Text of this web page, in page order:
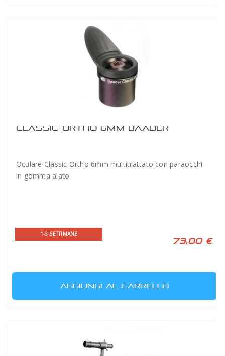
CLASSIC ORTHO 6MM BAADER
Oculare Classic Ortho 6mm multitrattato con paraocchi
in gomma alato
1-3 SETTIMANE
73,00 €
AGGIUNGI AL CARRELLO